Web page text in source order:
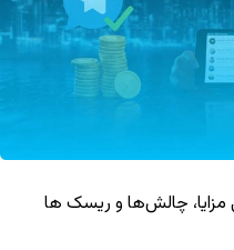
مزایا، چالش‌ها و ریسک ها